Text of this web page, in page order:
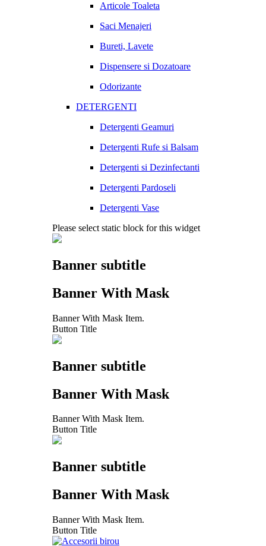
Articole Toaleta
Saci Menajeri
Bureti, Lavete
Dispensere si Dozatoare
Odorizante
DETERGENTI
Detergenti Geamuri
Detergenti Rufe si Balsam
Detergenti si Dezinfectanti
Detergenti Pardoseli
Detergenti Vase
Please select static block for this widget
Banner subtitle
Banner With Mask
Banner With Mask Item.
Button Title
Banner subtitle
Banner With Mask
Banner With Mask Item.
Button Title
Banner subtitle
Banner With Mask
Banner With Mask Item.
Button Title